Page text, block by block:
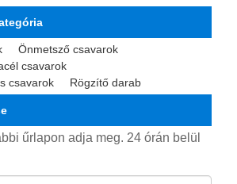
Önmetsző csavarok
csavarok
csavarok
Rögzítő darab
űrlapon adja meg. 24 órán belül